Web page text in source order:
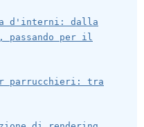
d'interni: dalla
passando per il
parrucchieri: tra